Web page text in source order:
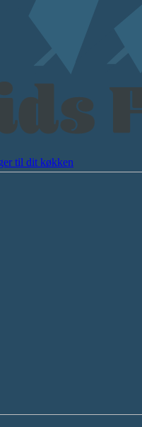
til dit køkken